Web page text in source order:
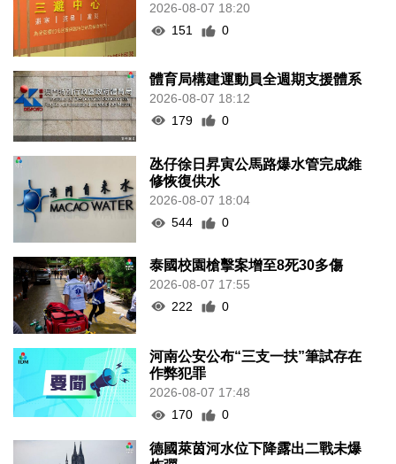
2026-08-07 18:20
151
0
體育局構建運動員全週期支援體系
2026-08-07 18:12
179
0
氹仔徐日昇寅公馬路爆水管完成維
修恢復供水
2026-08-07 18:04
544
0
泰國校園槍擊案增至8死30多傷
2026-08-07 17:55
222
0
河南公安公布“三支一扶”筆試存在
作弊犯罪
2026-08-07 17:48
170
0
德國萊茵河水位下降露出二戰未爆